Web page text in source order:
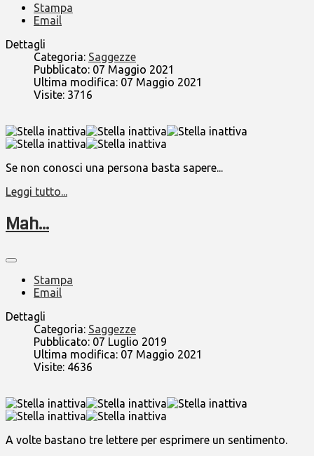
Stampa
Email
Dettagli
Categoria: Saggezze
Pubblicato: 07 Maggio 2021
Ultima modifica: 07 Maggio 2021
Visite: 3716
Se non conosci una persona basta sapere...
Leggi tutto...
Mah...
Stampa
Email
Dettagli
Categoria: Saggezze
Pubblicato: 07 Luglio 2019
Ultima modifica: 07 Maggio 2021
Visite: 4636
A volte bastano tre lettere per esprimere un sentimento.